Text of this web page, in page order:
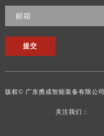
提交
版权© 广东携成智能装备有限公司
关注我们：